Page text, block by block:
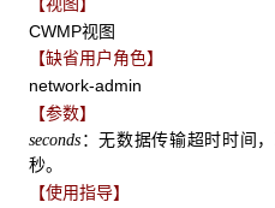
CWMP视图
【缺省用户角色】
network-admin
【参数】
seconds ：无数据传输超时时间
秒。
【使用指导】